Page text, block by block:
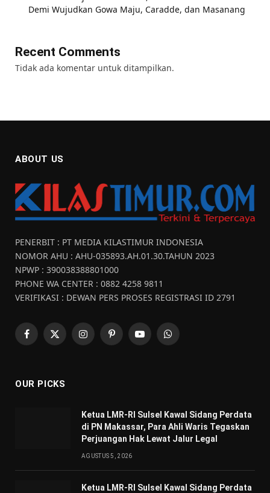
Demi Wujudkan Gowa Maju, Caradde, dan Masanang
Recent Comments
Tidak ada komentar untuk ditampilkan.
ABOUT US
PENERBIT : PT MEDIA KILASTIMUR INDONESIA
NOMOR AHU : AHU-035893.AH.01.30.TAHUN 2023
NPWP : 390038388801000
PHONE WA CENTER : 0882 4258 9811
VERIFIKASI : DEWAN PERS PROSES REGISTRASI ID 2791
Facebook
X
InstagramPinterestYouTubeWhatsApp
OUR PICKS
Ketua LMR-RI Sulsel Kawal Sidang Perdata
di PN Makassar, Para Ahli Waris Tegaskan
Perjuangan Hak Lewat Jalur Legal
AGUSTUS 5, 2026
Ketua LMR-RI Sulsel Kawal Sidang Perdata